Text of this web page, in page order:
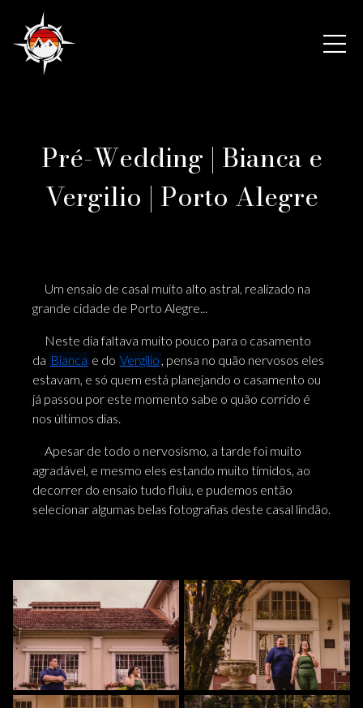
Pré-Wedding | Bianca e
Vergilio | Porto Alegre
Um ensaio de casal muito alto astral, realizado na
grande cidade de Porto Alegre...
Neste dia faltava muito pouco para o casamento
da Bianca e do Vergilio , pensa no quão nervosos eles
estavam, e só quem está planejando o casamento ou
já passou por este momento sabe o quão corrido é
nos últimos dias.
Apesar de todo o nervosismo, a tarde foi muito
agradável, e mesmo eles estando muito tímidos, ao
decorrer do ensaio tudo fluiu, e pudemos então
selecionar algumas belas fotografias deste casal lindão.